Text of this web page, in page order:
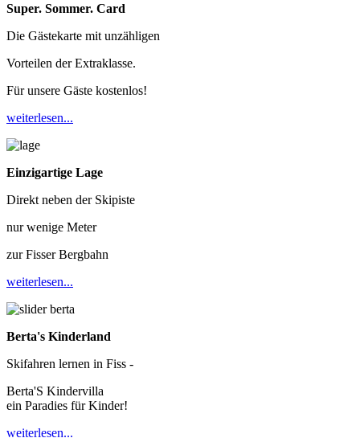
Super. Sommer. Card
Die Gästekarte mit unzähligen
Vorteilen der Extraklasse.
Für unsere Gäste kostenlos!
weiterlesen...
Einzigartige Lage
Direkt neben der Skipiste
nur wenige Meter
zur Fisser Bergbahn
weiterlesen...
Berta's Kinderland
Skifahren lernen in Fiss -
Berta'S Kindervilla
ein Paradies für Kinder!
weiterlesen...